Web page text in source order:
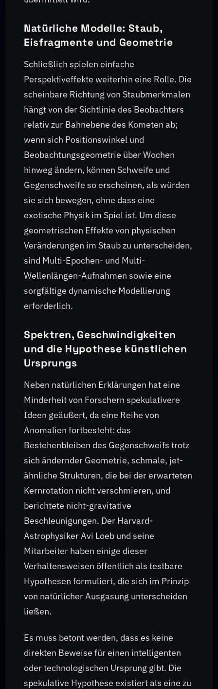
Natürliche Modelle: Staub,
Eisfragmente und Geometrie
Schließlich spielen einfache
Perspektiveffekte weiterhin eine Rolle. Die
scheinbare Richtung von Staubmerkmalen
hängt von der Sichtlinie des Beobachters
relativ zur Bahnebene des Kometen ab;
wenn sich Positionswinkel und
Beobachtungsgeometrie über Wochen
hinweg ändern, können Schweife und
Gegenschweife so erscheinen, als würden
sie sich bewegen, ohne dass eine
exotische Physik im Spiel ist. Um diese
geometrischen Effekte von physischen
Veränderungen im Staub zu unterscheiden,
sind Multi-Epochen- und Multi-
Wellenlängen-Aufnahmen sowie eine
sorgfältige dynamische Modellierung
erforderlich.
Spektren, Geschwindigkeiten
und die Hypothese künstlichen
Ursprungs
Neben natürlichen Erklärungen hat eine
Minderheit von Forschern spekulativere
Ideen geäußert, da eine Reihe von
Anomalien fortbesteht: das
Bestehenbleiben des Gegenschweifs trotz
sich ändernder Geometrie, schmale, jet-
ähnliche Strukturen, die bei der erwarteten
Kernrotation nicht verschmieren, und
berichtete nicht-gravitative
Beschleunigungen. Der Harvard-
Astrophysiker Avi Loeb und seine
Mitarbeiter haben einige dieser
Verhaltensweisen öffentlich als testbare
Hypothesen formuliert, die sich im Prinzip
von natürlicher Ausgasung unterscheiden
ließen.
Es muss betont werden, dass es keine
direkten Beweise für einen intelligenten
oder technologischen Ursprung gibt. Die
spekulative Hypothese existiert als eine zu